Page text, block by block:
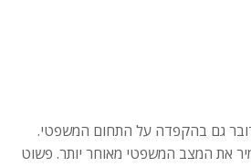
גם בהקפדה על התחום המשפטי.
את המצב המשפטי מאוחר יותר. פשוט